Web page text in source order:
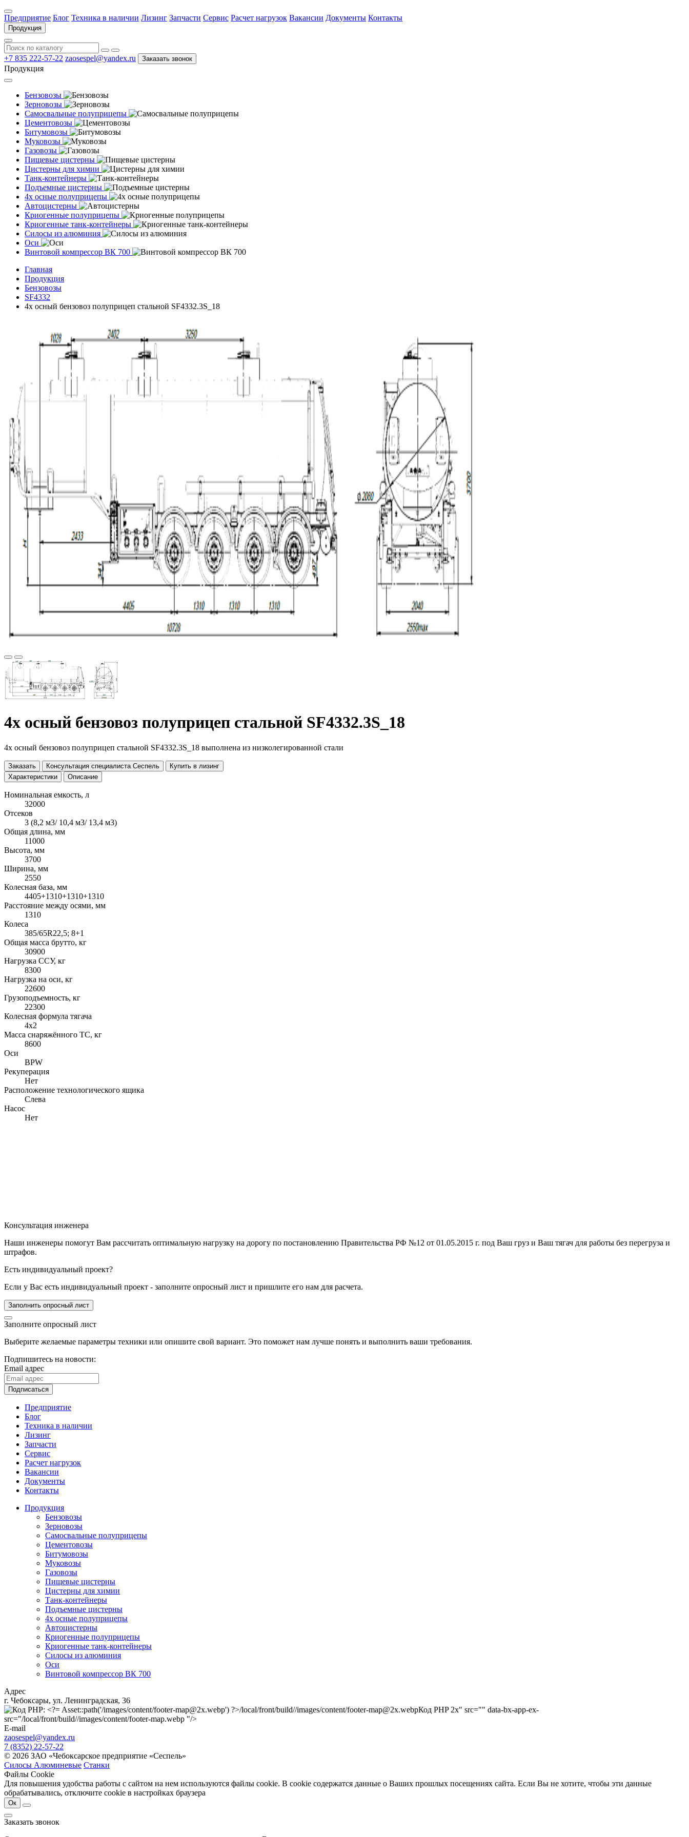
Предприятие Блог Техника в наличии Лизинг Запчасти Сервис Расчет нагрузок Вакансии Документы Контакты
Продукция
+7 835 222-57-22 zaosespel@yandex.ru Заказать звонок
Продукция
Бензовозы
Зерновозы
Самосвальные полуприцепы
Цементовозы
Битумовозы
Муковозы
Газовозы
Пищевые цистерны
Цистерны для химии
Танк-контейнеры
Подъемные цистерны
4х осные полуприцепы
Автоцистерны
Криогенные полуприцепы
Криогенные танк-контейнеры
Силосы из алюминия
Оси
Винтовой компрессор ВК 700
Главная
Продукция
Бензовозы
SF4332
4х осный бензовоз полуприцеп стальной SF4332.3S_18
4х осный бензовоз полуприцеп стальной SF4332.3S_18
4х осный бензовоз полуприцеп стальной SF4332.3S_18 выполнена из низколегированной стали
Заказать Консультация специалиста Сеспель
Купить в лизинг
Характеристики
Описание
Номинальная емкость, л
32000
Отсеков
3 (8,2 м3/ 10,4 м3/ 13,4 м3)
Общая длина, мм
11000
Высота, мм
3700
Ширина, мм
2550
Колесная база, мм
4405+1310+1310+1310
Расстояние между осями, мм
1310
Колеса
385/65R22,5; 8+1
Общая масса брутто, кг
30900
Нагрузка ССУ, кг
8300
Нагрузка на оси, кг
22600
Грузоподъемность, кг
22300
Колесная формула тягача
4x2
Масса снаряжённого ТС, кг
8600
Оси
BPW
Рекуперация
Нет
Расположение технологического ящика
Слева
Насос
Нет
Консультация инженера
Наши инженеры помогут Вам рассчитать оптимальную нагрузку на дорогу по постановлению Правительства РФ №12 от 01.05.2015 г. под Ваш груз и Ваш тягач для работы без перегруза и
штрафов.
Есть индивидуальный проект?
Если у Вас есть индивидуальный проект - заполните опросный лист и пришлите его нам для расчета.
Заполнить опросный лист
Заполните опросный лист
Выберите желаемые параметры техники или опишите свой вариант. Это поможет нам лучше понять и выполнить ваши требования.
Подпишитесь на новости:
Email адрес
Подписаться
Предприятие
Блог
Техника в наличии
Лизинг
Запчасти
Сервис
Расчет нагрузок
Вакансии
Документы
Контакты
Продукция
Бензовозы
Зерновозы
Самосвальные полуприцепы
Цементовозы
Битумовозы
Муковозы
Газовозы
Пищевые цистерны
Цистерны для химии
Танк-контейнеры
Подъемные цистерны
4х осные полуприцепы
Автоцистерны
Криогенные полуприцепы
Криогенные танк-контейнеры
Силосы из алюминия
Оси
Винтовой компрессор ВК 700
Адрес
г. Чебоксары, ул. Ленинградская, 36
/local/front/build//images/content/footer-map@2x.webpКод PHP2x" src="" data-bx-app-ex-
src="/local/front/build//images/content/footer-map.webp "/>
E-mail
zaosespel@yandex.ru
7 (8352) 22-57-22
© 2026 ЗАО «Чебоксарское предприятие «Сеспель»
Силосы Алюминевые Станки
Файлы Cookie
Для повышения удобства работы с сайтом на нем используются файлы cookie. В cookie содержатся данные о Ваших прошлых посещениях сайта. Если Вы не хотите, чтобы эти данные
обрабатывались, отключите cookie в настройках браузера
Ок
Заказать звонок